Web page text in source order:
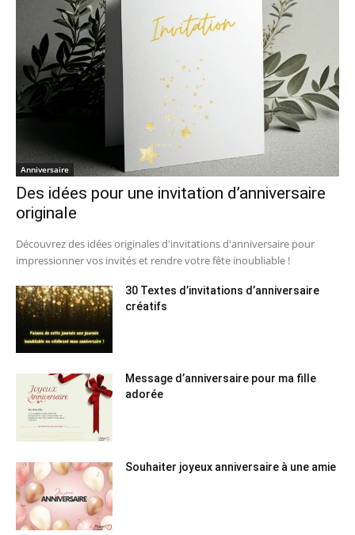
Anniversaire
Des idées pour une invitation d’anniversaire
originale
Découvrez des idées originales d'invitations d'anniversaire pour
impressionner vos invités et rendre votre fête inoubliable !
30 Textes d’invitations d’anniversaire
créatifs
Message d’anniversaire pour ma fille
adorée
Souhaiter joyeux anniversaire à une amie